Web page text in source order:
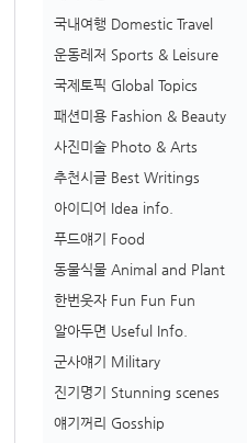
국내여행 Domestic Travel
운동레저 Sports & Leisure
국제토픽 Global Topics
패션미용 Fashion & Beauty
사진미술 Photo & Arts
추천시글 Best Writings
아이디어 Idea info.
푸드얘기 Food
동물식물 Animal and Plant
한번웃자 Fun Fun Fun
알아두면 Useful Info.
군사얘기 Military
진기명기 Stunning scenes
얘기꺼리 Gosship